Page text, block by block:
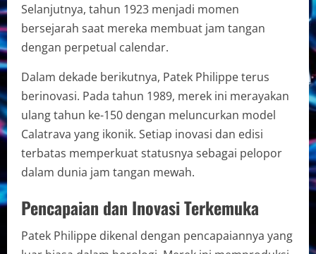
Selanjutnya, tahun 1923 menjadi momen
bersejarah saat mereka membuat jam tangan
dengan perpetual calendar.
Dalam dekade berikutnya, Patek Philippe terus
berinovasi. Pada tahun 1989, merek ini merayakan
ulang tahun ke-150 dengan meluncurkan model
Calatrava yang ikonik. Setiap inovasi dan edisi
terbatas memperkuat statusnya sebagai pelopor
dalam dunia jam tangan mewah.
Pencapaian dan Inovasi Terkemuka
Patek Philippe dikenal dengan pencapaiannya yang